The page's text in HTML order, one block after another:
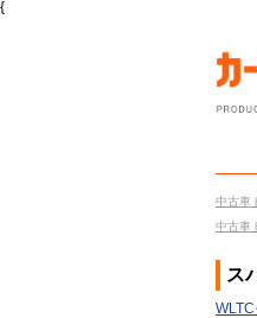
{
中古車
中古車
ス